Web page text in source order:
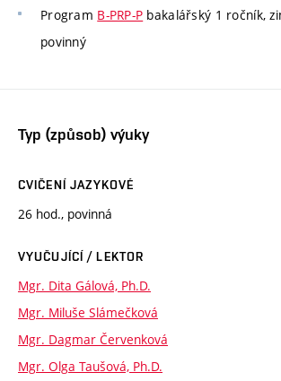
Program B-PRP-P bakalářský 1 ročník,
povinný
Typ (způsob) výuky
CVIČENÍ JAZYKOVÉ
26 hod., povinná
VYUČUJÍCÍ / LEKTOR
Mgr. Dita Gálová, Ph.D.
Mgr. Miluše Slámečková
Mgr. Dagmar Červenková
Mgr. Olga Taušová, Ph.D.